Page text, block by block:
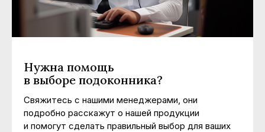
Нужна помощь
в выборе подоконника?
Свяжитесь с нашими менеджерами, они
подробно расскажут о нашей продукции
и помогут сделать правильный выбор для ваших